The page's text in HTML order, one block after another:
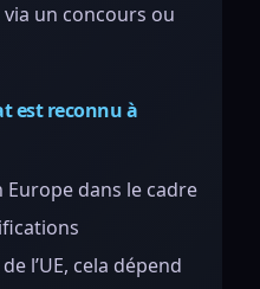
via un concours ou
est reconnu à
Europe dans le cadre
l’UE, cela dépend